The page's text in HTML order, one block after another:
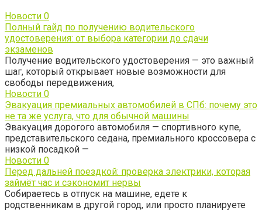
Новости 0
Полный гайд по получению водительского
удостоверения: от выбора категории до сдачи
экзаменов
Получение водительского удостоверения — это важный
шаг, который открывает новые возможности для
свободы передвижения,
Новости 0
Эвакуация премиальных автомобилей в СПб: почему это
не та же услуга, что для обычной машины
Эвакуация дорогого автомобиля — спортивного купе,
представительского седана, премиального кроссовера с
низкой посадкой —
Новости 0
Перед дальней поездкой: проверка электрики, которая
займёт час и сэкономит нервы
Собираетесь в отпуск на машине, едете к
родственникам в другой город, или просто планируете